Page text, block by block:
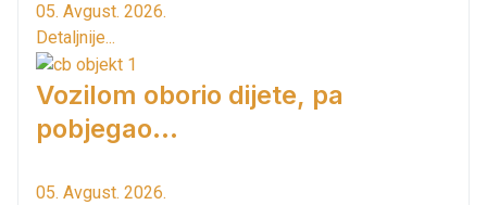
05. Avgust. 2026.
Detaljnije...
Vozilom oborio dijete, pa
pobjegao...
05. Avgust. 2026.